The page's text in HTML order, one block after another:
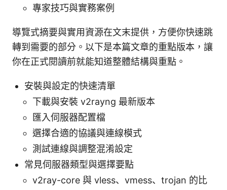
專家技巧與實務案例
導覽式摘要與實用資源在文末提供，方便你快速跳
轉到需要的部分。以下是本篇文章的重點版本，讓
你在正式閱讀前就能知道整體結構與重點。
安裝與設定的快速清單
下載與安裝 v2rayng 最新版本
匯入伺服器配置檔
選擇合適的協議與連線模式
測試連線與調整混淆設定
常見伺服器類型與選擇要點
v2ray-core 與 vless、vmess、trojan 的比